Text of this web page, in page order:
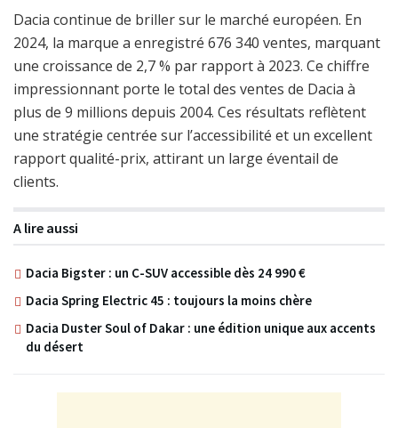
Dacia continue de briller sur le marché européen. En
2024, la marque a enregistré 676 340 ventes, marquant
une croissance de 2,7 % par rapport à 2023. Ce chiffre
impressionnant porte le total des ventes de Dacia à
plus de 9 millions depuis 2004. Ces résultats reflètent
une stratégie centrée sur l’accessibilité et un excellent
rapport qualité-prix, attirant un large éventail de
clients.
A lire aussi
Dacia Bigster : un C-SUV accessible dès 24 990 €
Dacia Spring Electric 45 : toujours la moins chère
Dacia Duster Soul of Dakar : une édition unique aux accents
du désert